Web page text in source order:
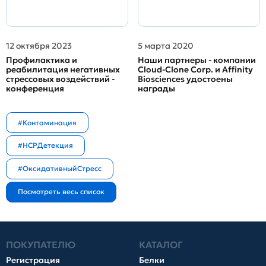
12 октября 2023
Профилактика и
реабилитация негативных
стрессовых воздействий -
конференция
5 марта 2020
Наши партнеры - компании
Cloud-Clone Corp. и Affinity
Biosciences удостоены
награды
#Контаминация
#HCPДетекция
#ОксидативныйСтресс
ПОКУПАТЕЛЮ
Регистрация
КАТАЛОГ
Белки